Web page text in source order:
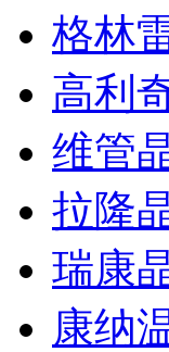
格林
高利
维管
拉隆
瑞康
康纳